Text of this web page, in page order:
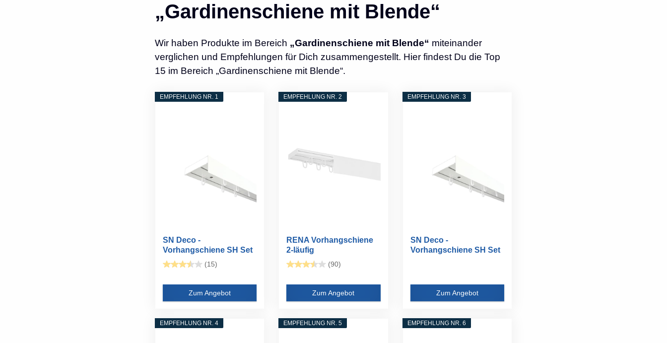
„Gardinenschiene mit Blende“
Wir haben Produkte im Bereich „Gardinenschiene mit Blende“ miteinander
verglichen und Empfehlungen für Dich zusammengestellt. Hier findest Du die Top
15 im Bereich „Gardinenschiene mit Blende“.
EMPFEHLUNG NR. 1
SN Deco -
Vorhangschiene SH Set
2-läufig...
(15)
Zum Angebot
EMPFEHLUNG NR. 2
RENA Vorhangschiene
2-läufig
Gardinenschiene aus...
(90)
Zum Angebot
EMPFEHLUNG NR. 3
SN Deco -
Vorhangschiene SH Set
Zum Angebot
EMPFEHLUNG NR. 4 EMPFEHLUNG NR. 5 EMPFEHLUNG NR. 6